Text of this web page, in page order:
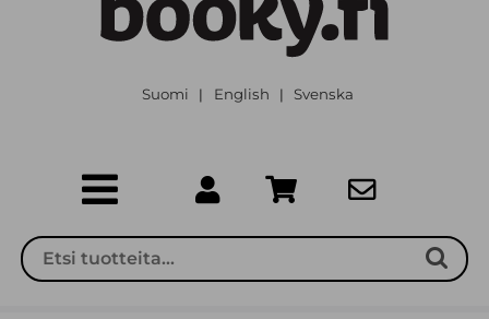
Suomi | English | Svenska